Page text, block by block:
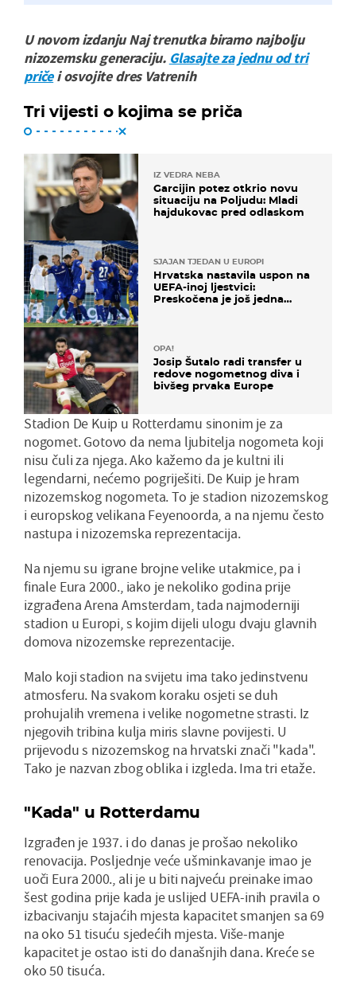
U novom izdanju Naj trenutka biramo najbolju
nizozemsku generaciju. Glasajte za jednu od tri
pričei osvojite dres Vatrenih
Tri vijesti o kojima se priča
IZ VEDRA NEBA
Garcijin potez otkrio novu
situaciju na Poljudu: Mladi
hajdukovac pred odlaskom
SJAJAN TJEDAN U EUROPI
Hrvatska nastavila uspon na
UEFA-inoj ljestvici:
Preskočena je još jedna
OPA!
Josip Šutalo radi transfer u
redove nogometnog diva i
bivšeg prvaka Europe
Stadion De Kuip u Rotterdamu sinonim je za
nogomet. Gotovo da nema ljubitelja nogometa koji
nisu čuli za njega. Ako kažemo da je kultni ili
legendarni, nećemo pogriješiti. De Kuip je hram
nizozemskog nogometa. To je stadion nizozemskog
i europskog velikana Feyenoorda, a na njemu često
nastupa i nizozemska reprezentacija.
Na njemu su igrane brojne velike utakmice, pa i
finale Eura 2000., iako je nekoliko godina prije
izgrađena Arena Amsterdam, tada najmoderniji
stadion u Europi, s kojim dijeli ulogu dvaju glavnih
domova nizozemske reprezentacije.
Malo koji stadion na svijetu ima tako jedinstvenu
atmosferu. Na svakom koraku osjeti se duh
prohujalih vremena i velike nogometne strasti. Iz
njegovih tribina kulja miris slavne povijesti. U
prijevodu s nizozemskog na hrvatski znači "kada".
Tako je nazvan zbog oblika i izgleda. Ima tri etaže.
"Kada" u Rotterdamu
Izgrađen je 1937. i do danas je prošao nekoliko
renovacija. Posljednje veće ušminkavanje imao je
uoči Eura 2000., ali je u biti najveću preinake imao
šest godina prije kada je uslijed UEFA-inih pravila o
izbacivanju stajaćih mjesta kapacitet smanjen sa 69
na oko 51 tisuću sjedećih mjesta. Više-manje
kapacitet je ostao isti do današnjih dana. Kreće se
oko 50 tisuća.